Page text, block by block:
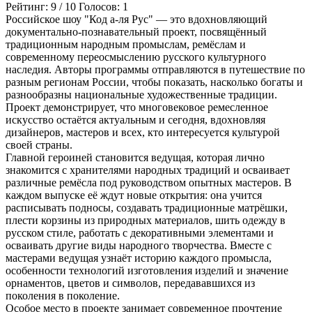
Рейтинг: 9 / 10 Голосов: 1
Российское шоу "Код а-ля Рус" — это вдохновляющий
документально-познавательный проект, посвящённый
традиционным народным промыслам, ремёслам и
современному переосмыслению русского культурного
наследия. Авторы программы отправляются в путешествие по
разным регионам России, чтобы показать, насколько богаты и
разнообразны национальные художественные традиции.
Проект демонстрирует, что многовековое ремесленное
искусство остаётся актуальным и сегодня, вдохновляя
дизайнеров, мастеров и всех, кто интересуется культурой
своей страны.
Главной героиней становится ведущая, которая лично
знакомится с хранителями народных традиций и осваивает
различные ремёсла под руководством опытных мастеров. В
каждом выпуске её ждут новые открытия: она учится
расписывать подносы, создавать традиционные матрёшки,
плести корзины из природных материалов, шить одежду в
русском стиле, работать с декоративными элементами и
осваивать другие виды народного творчества. Вместе с
мастерами ведущая узнаёт историю каждого промысла,
особенности технологий изготовления изделий и значение
орнаментов, цветов и символов, передававшихся из
поколения в поколение.
Особое место в проекте занимает современное прочтение